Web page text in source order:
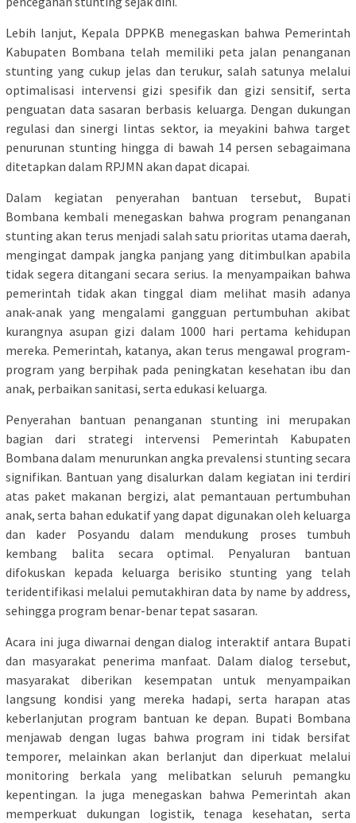
Lebih lanjut, Kepala DPPKB menegaskan bahwa Pemerintah
Kabupaten Bombana telah memiliki peta jalan penanganan
stunting yang cukup jelas dan terukur, salah satunya melalui
optimalisasi intervensi gizi spesifik dan gizi sensitif, serta
penguatan data sasaran berbasis keluarga. Dengan dukungan
regulasi dan sinergi lintas sektor, ia meyakini bahwa target
penurunan stunting hingga di bawah 14 persen sebagaimana
ditetapkan dalam RPJMN akan dapat dicapai.
Dalam kegiatan penyerahan bantuan tersebut, Bupati
Bombana kembali menegaskan bahwa program penanganan
stunting akan terus menjadi salah satu prioritas utama daerah,
mengingat dampak jangka panjang yang ditimbulkan apabila
tidak segera ditangani secara serius. Ia menyampaikan bahwa
pemerintah tidak akan tinggal diam melihat masih adanya
anak-anak yang mengalami gangguan pertumbuhan akibat
kurangnya asupan gizi dalam 1000 hari pertama kehidupan
mereka. Pemerintah, katanya, akan terus mengawal program-
program yang berpihak pada peningkatan kesehatan ibu dan
anak, perbaikan sanitasi, serta edukasi keluarga.
Penyerahan bantuan penanganan stunting ini merupakan
bagian dari strategi intervensi Pemerintah Kabupaten
Bombana dalam menurunkan angka prevalensi stunting secara
signifikan. Bantuan yang disalurkan dalam kegiatan ini terdiri
atas paket makanan bergizi, alat pemantauan pertumbuhan
anak, serta bahan edukatif yang dapat digunakan oleh keluarga
dan kader Posyandu dalam mendukung proses tumbuh
kembang balita secara optimal. Penyaluran bantuan
difokuskan kepada keluarga berisiko stunting yang telah
teridentifikasi melalui pemutakhiran data by name by address,
sehingga program benar-benar tepat sasaran.
Acara ini juga diwarnai dengan dialog interaktif antara Bupati
dan masyarakat penerima manfaat. Dalam dialog tersebut,
masyarakat diberikan kesempatan untuk menyampaikan
langsung kondisi yang mereka hadapi, serta harapan atas
keberlanjutan program bantuan ke depan. Bupati Bombana
menjawab dengan lugas bahwa program ini tidak bersifat
temporer, melainkan akan berlanjut dan diperkuat melalui
monitoring berkala yang melibatkan seluruh pemangku
kepentingan. Ia juga menegaskan bahwa Pemerintah akan
memperkuat dukungan logistik, tenaga kesehatan, serta